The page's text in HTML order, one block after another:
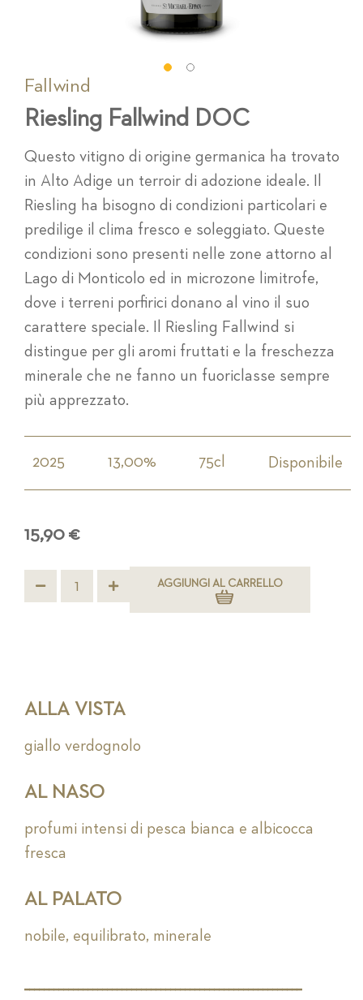
Fallwind
Riesling Fallwind DOC
Questo vitigno di origine germanica ha trovato
in Alto Adige un terroir di adozione ideale. Il
Riesling ha bisogno di condizioni particolari e
predilige il clima fresco e soleggiato. Queste
condizioni sono presenti nelle zone attorno al
Lago di Monticolo ed in microzone limitrofe,
dove i terreni porfirici donano al vino il suo
carattere speciale. Il Riesling Fallwind si
distingue per gli aromi fruttati e la freschezza
minerale che ne fanno un fuoriclasse sempre
più apprezzato.
2025 13,00% 75cl Disponibile
15,90 €
AGGIUNGI AL CARRELLO
ALLA VISTA
giallo verdognolo
AL NASO
profumi intensi di pesca bianca e albicocca
fresca
AL PALATO
nobile, equilibrato, minerale
della